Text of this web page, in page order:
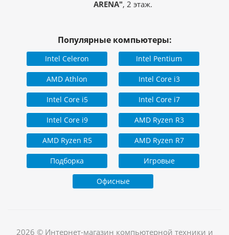
ARENA", 2 этаж.
Популярные компьютеры:
Intel Celeron Intel Pentium
AMD Athlon Intel Core i3
Intel Core i5 Intel Core i7
Intel Core i9 AMD Ryzen R3
AMD Ryzen R5 AMD Ryzen R7
Подборка Игровые
Офисные
2026 © Интернет-магазин компьютерной техники и